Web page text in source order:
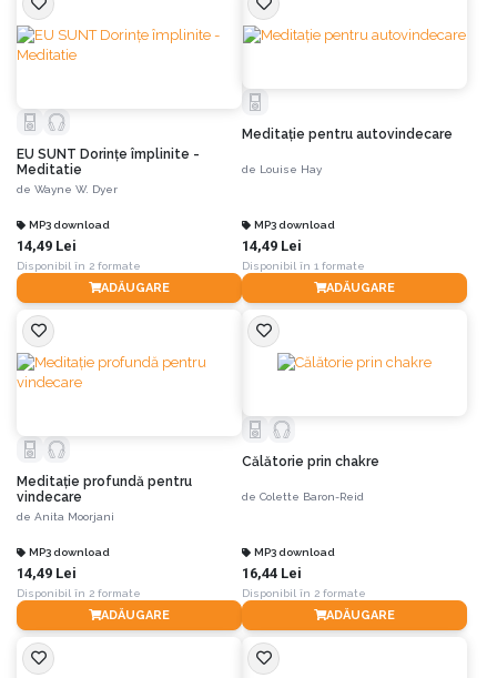
EU SUNT Dorinţe împlinite -
Meditatie
de Wayne W. Dyer
MP3 download
14,49 Lei
Disponibil în 2 formate
ADĂUGARE
Meditaţie pentru autovindecare
de Louise Hay
MP3 download
14,49 Lei
Disponibil în 1 formate
ADĂUGARE
Meditaţie profundă pentru
vindecare
de Anita Moorjani
MP3 download
14,49 Lei
Disponibil în 2 formate
ADĂUGARE
Călătorie prin chakre
de Colette Baron-Reid
MP3 download
16,44 Lei
Disponibil în 2 formate
ADĂUGARE